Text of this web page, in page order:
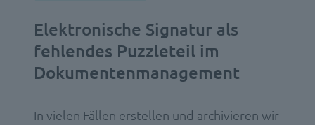
Elektronische Signatur als
fehlendes Puzzleteil im
Dokumentenmanagement
In vielen Fällen erstellen und archivieren wir